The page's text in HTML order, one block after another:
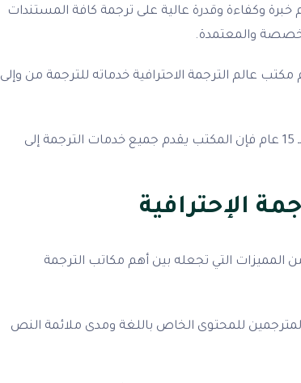
وكفاءة وقدرة عالية على ترجمة كافة المستندات
والمعتمدة.
عالم الترجمة الاحترافية خدماته للترجمة من وإلى
وبفضل خبرة المكتب وفريق عمله التي تزيد عن الـ 15 عام فإن المكتب يقدم جميع خدمات الترجمة إلى
الإحترافية
المميزات التي تجعله بين أهم مكاتب الترجمة
للمحتوى الخاص باللغة ومدى ملائمة النص